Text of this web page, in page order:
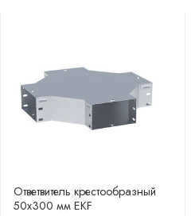
Ответвитель крестообразный
50х300 мм EKF